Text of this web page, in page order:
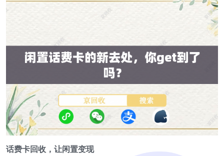
话费卡回收，让闲置变现